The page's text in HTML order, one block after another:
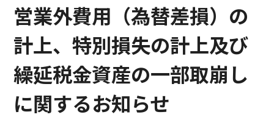
営業外費用（為替差損）の
計上、特別損失の計上及び
繰延税金資産の一部取崩し
に関するお知らせ